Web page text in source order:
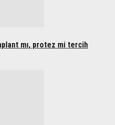
mı, protez mi tercih